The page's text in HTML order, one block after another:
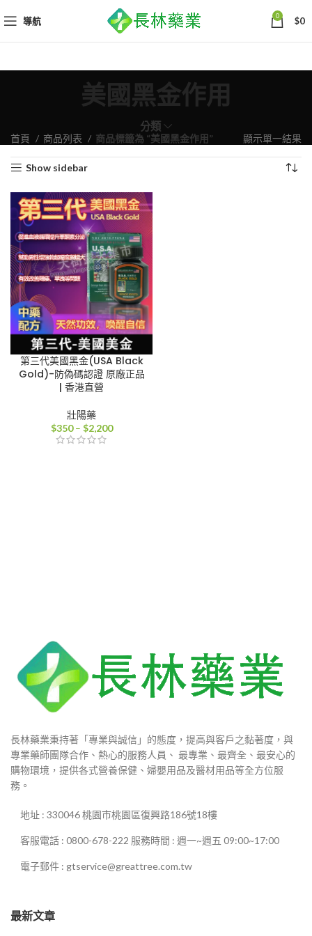
導航 0 $0
美國黑金作用
分類
首頁 商品列表 商品標籤為 “美國黑金作用” 顯示單一結果
Show sidebar
第三代美國黑金(USA Black
Gold)-防偽碼認證 原廠正品
| 香港直營
壯陽藥
$350 – $2,200價
長林藥業秉持著「專業與誠信」的態度，提高與客戶之黏著度，與
專業藥師團隊合作、熱心的服務人員、 最專業、最齊全、最安心的
購物環境，提供各式營養保健、婦嬰用品及醫材用品等全方位服
務。
地址 : 330046 桃園市桃園區復興路186號18樓
客服電話 : 0800-678-222 服務時間 : 週一~週五 09:00~17:00
電子郵件 : gtservice@greattree.com.tw
最新文章